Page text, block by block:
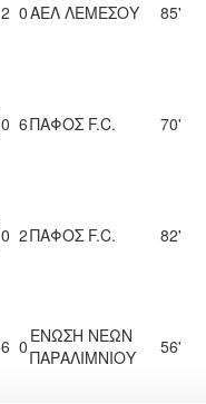
2 0ΑΕΛ ΛΕΜΕΣΟΥ 85'
0 6ΠΑΦΟΣ F.C. 70'
0 2ΠΑΦΟΣ F.C. 82'
6 0 ΕΝΩΣΗ ΝΕΩΝ
ΠΑΡΑΛΙΜΝΙΟΥ
56'